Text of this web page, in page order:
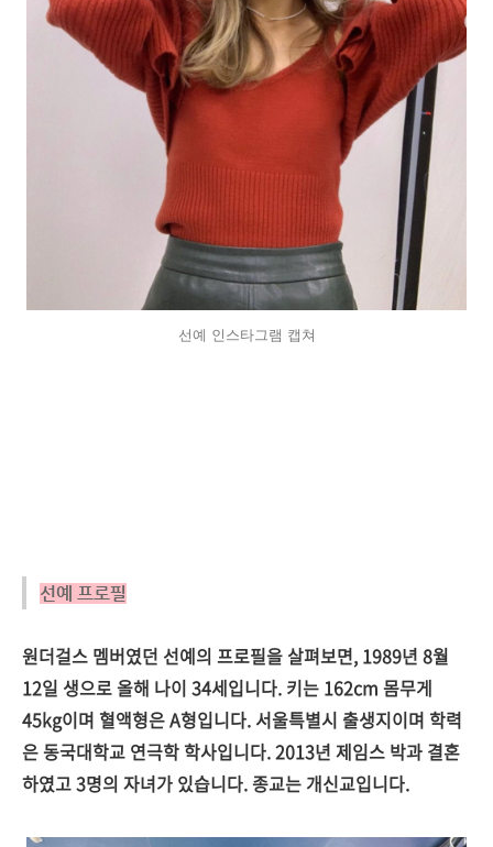
선예 인스타그램 캡쳐
선예 프로필
원더걸스 멤버였던 선예의 프로필을 살펴보면, 1989년 8월
12일 생으로 올해 나이 34세입니다. 키는 162cm 몸무게
45kg이며 혈액형은 A형입니다. 서울특별시 출생지이며 학력
은 동국대학교 연극학 학사입니다. 2013년 제임스 박과 결혼
하였고 3명의 자녀가 있습니다. 종교는 개신교입니다.